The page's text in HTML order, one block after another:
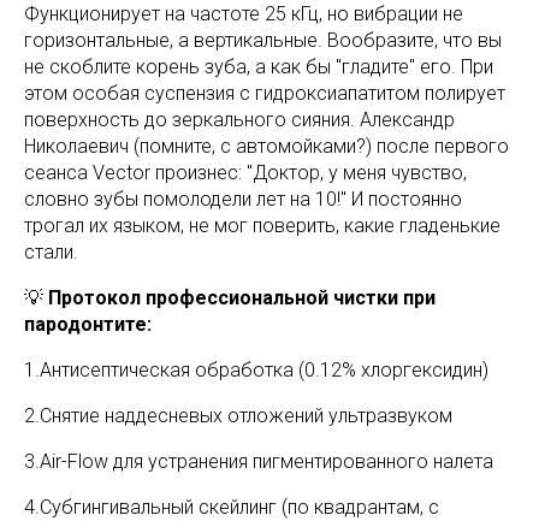
Функционирует на частоте 25 кГц, но вибрации не
горизонтальные, а вертикальные. Вообразите, что вы
не скоблите корень зуба, а как бы "гладите" его. При
этом особая суспензия с гидроксиапатитом полирует
поверхность до зеркального сияния. Александр
Николаевич (помните, с автомойками?) после первого
сеанса Vector произнес: "Доктор, у меня чувство,
словно зубы помолодели лет на 10!" И постоянно
трогал их языком, не мог поверить, какие гладенькие
стали.
💡 Протокол профессиональной чистки при
пародонтите:
1.Антисептическая обработка (0.12% хлоргексидин)
2.Снятие наддесневых отложений ультразвуком
3.Air-Flow для устранения пигментированного налета
4.Субгингивальный скейлинг (по квадрантам, с